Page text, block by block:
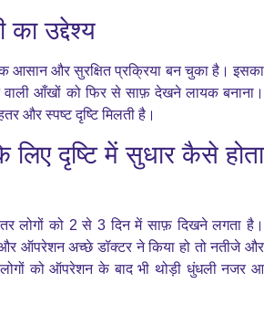
का उद्देश्य
आसान और सुरक्षित प्रक्रिया बन चुका है। इसका
वाली आँखों को फिर से साफ़ देखने लायक बनाना।
और स्पष्ट दृष्टि मिलती है।
लिए दृष्टि में सुधार कैसे होता
लोगों को 2 से 3 दिन में साफ़ दिखने लगता है।
ऑपरेशन अच्छे डॉक्टर ने किया हो तो नतीजे और
को ऑपरेशन के बाद भी थोड़ी धुंधली नजर आ